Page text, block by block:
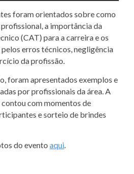
foram orientados sobre como
a importância da
(CAT) para a carreira e os
erros técnicos, negligência
da profissão.
foram apresentados exemplos e
por profissionais da área. A
com momentos de
e sorteio de brindes
do evento aqui.